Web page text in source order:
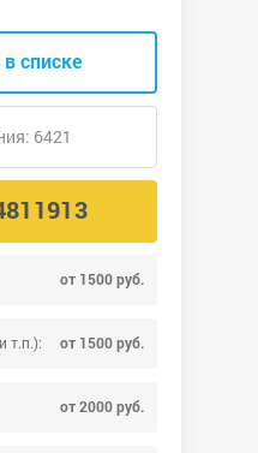
от 1500 руб.
т.п.): от 1500 руб.
от 2000 руб.
списке
6421